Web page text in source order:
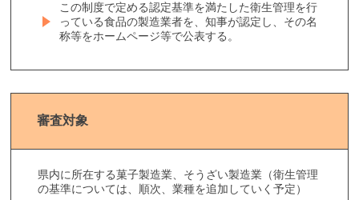
この制度で定める認定基準を満たした衛生管理を行
っている食品の製造業者を、知事が認定し、その名
称等をホームページ等で公表する。
審査対象
県内に所在する菓子製造業、そうざい製造業（衛生管理
の基準については、順次、業種を追加していく予定）